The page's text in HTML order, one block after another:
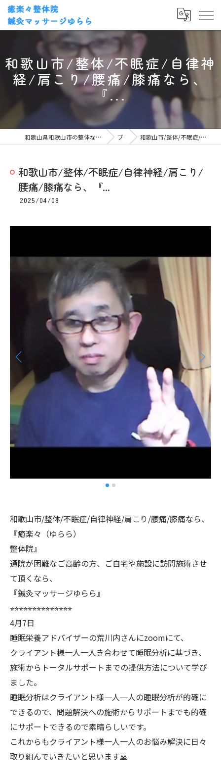
和歌山市/整体/不眠症/自律神
経/肩こり/腰痛/膝痛なら、
『...
和歌山県和歌山市の整体なら癒楽々整体院・鍼灸マッサージゆらら ブログ 和歌山市/整体/不眠症/自律神経/肩こり/腰痛/膝痛なら、『...
和歌山市/整体/不眠症/自律神経/肩こり/
腰痛/膝痛なら、『...
2025/04/08
和歌山市/整体/不眠症/自律神経/肩こり/腰痛/膝痛なら、
『癒楽々（ゆらら）
整体院』
通院が困難なご高齢の方、ご自宅や施設に訪問施術させ
て頂くなら、
『鍼灸マッサージゆらら』
⭐︎⭐︎⭐︎⭐︎⭐︎⭐︎⭐︎⭐︎⭐︎⭐︎⭐︎⭐︎⭐︎⭐︎
4月7日
睡眠栄養アドバイザーの荒川内さんにzoomにて、
クライアント様一人一人き合わせて睡眠分析に基づき、
施術からトータルサポートまでの提供方法について学び
ました。
睡眠分析はクライアント様一人一人の睡眠分析が的確に
できるので、問題解決への施術からサポートまでも的確
にサポートできるので素晴らしいです。
これからもクライアント様一人一人のお悩み解決に日々
取り組んでいきたいと思います🙏